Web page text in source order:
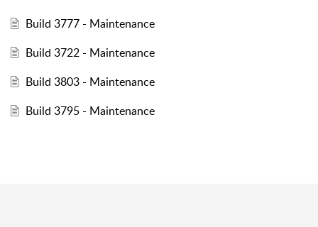
Build 3777 - Maintenance
Build 3722 - Maintenance
Build 3803 - Maintenance
Build 3795 - Maintenance